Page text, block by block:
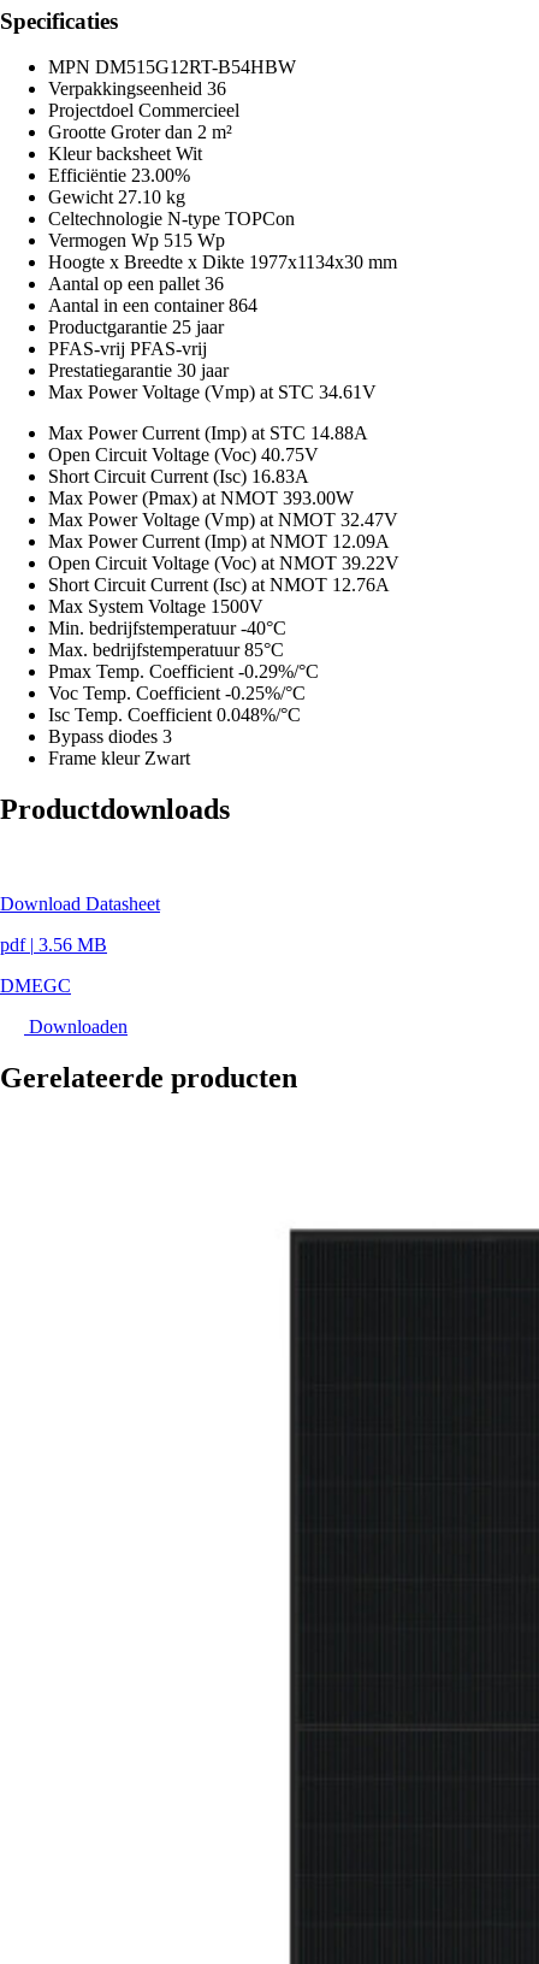
Specificaties
MPN DM515G12RT-B54HBW
Verpakkingseenheid 36
Projectdoel Commercieel
Grootte Groter dan 2 m²
Kleur backsheetWit
Efficiëntie 23.00%
Gewicht27.10 kg
Celtechnologie N-type TOPCon
Vermogen Wp 515 Wp
Hoogte x Breedte x Dikte 1977x1134x30 mm
Aantal op een pallet36
Aantal in een container864
Productgarantie 25 jaar
PFAS-vrij PFAS-vrij
Prestatiegarantie 30 jaar
Max Power Voltage (Vmp) at STC 34.61V
Max Power Current (Imp) at STC 14.88A
Open Circuit Voltage (Voc) 40.75V
Short Circuit Current (Isc) 16.83A
Max Power (Pmax) at NMOT 393.00W
Max Power Voltage (Vmp) at NMOT 32.47V
Max Power Current (Imp) at NMOT 12.09A
Open Circuit Voltage (Voc) at NMOT 39.22V
Short Circuit Current (Isc) at NMOT 12.76A
Max System Voltage 1500V
Min. bedrijfstemperatuur-40°C
Max. bedrijfstemperatuur85°C
Pmax Temp. Coefficient-0.29%/°C
Voc Temp. Coefficient-0.25%/°C
Isc Temp. Coefficient0.048%/°C
Bypass diodes 3
Frame kleurZwart
Productdownloads
Download Datasheet
pdf | 3.56 MB
DMEGC
Downloaden
Gerelateerde producten